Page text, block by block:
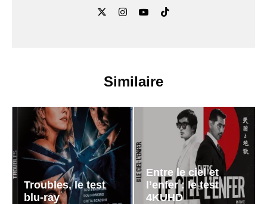
Similaire
Troubles, le test
blu-ray
Entre le ciel et
l’enfer : le test
4KUHD